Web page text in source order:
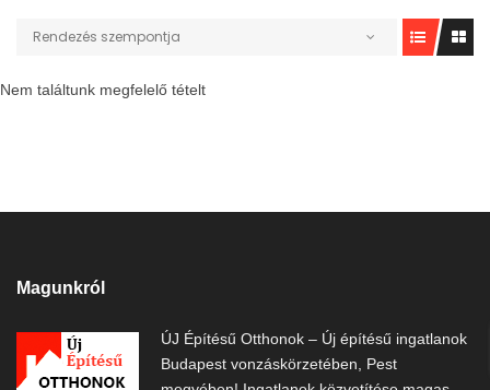
Rendezés szempontja
Nem találtunk megfelelő tételt
Magunkról
ÚJ Építésű Otthonok – Új építésű ingatlanok
Budapest vonzáskörzetében, Pest